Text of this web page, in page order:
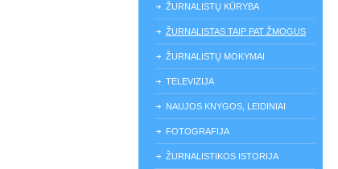
ŽURNALISTŲ KŪRYBA
ŽURNALISTAS TAIP PAT ŽMOGUS
ŽURNALISTŲ MOKYMAI
TELEVIZIJA
NAUJOS KNYGOS, LEIDINIAI
FOTOGRAFIJA
ŽURNALISTIKOS ISTORIJA